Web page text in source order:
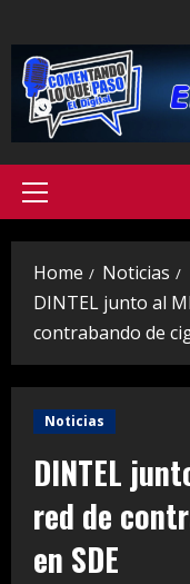
to
content
Primary
Home
Noticias
DINTEL junto al
contrabando de
Noticias
DINTEL
red de
en SDE